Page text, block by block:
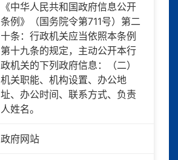
《中华人民共和国政府信息公开
条例》（国务院令第711号）第二
十条：行政机关应当依照本条例
第十九条的规定，主动公开本行
政机关的下列政府信息：（二）
机关职能、机构设置、办公地
址、办公时间、联系方式、负责
人姓名。
政府网站